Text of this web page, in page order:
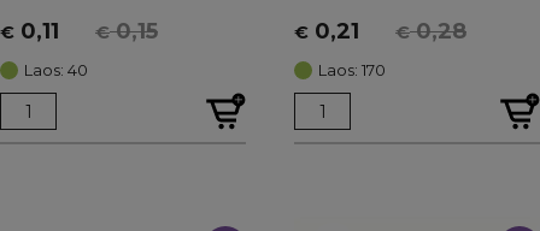
€0,15
Algne
hind
oli:
€ 0,15.
€ 0,11
Current
price
is:
€ 0,11.
Laos: 40
€0,28
Algne
hind
oli:
€ 0,28.
€ 0,21
Current
price
is:
€ 0,21.
Laos: 170